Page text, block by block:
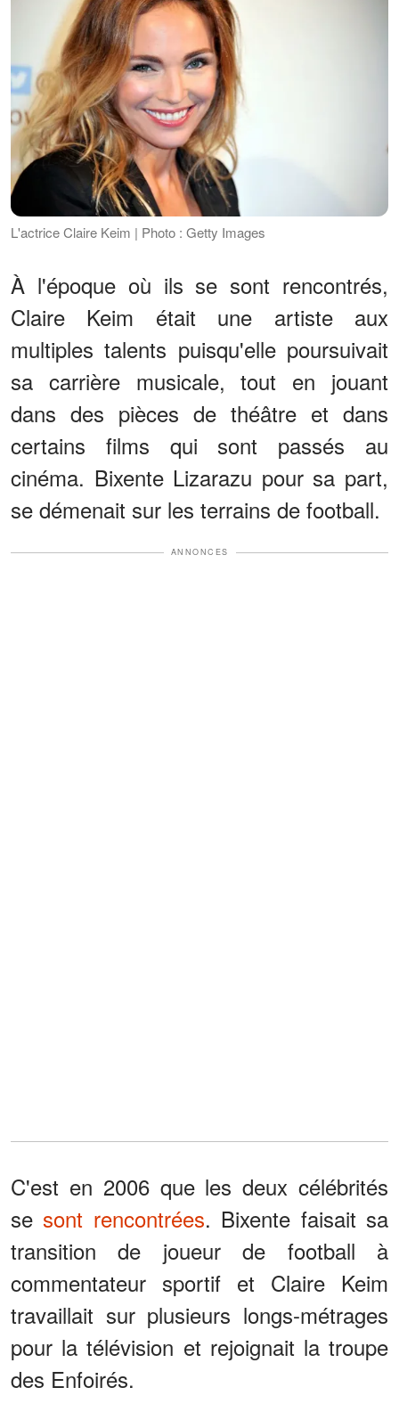
L'actrice Claire Keim | Photo : Getty Images
À l'époque où ils se sont rencontrés,
Claire Keim était une artiste aux
multiples talents puisqu'elle poursuivait
sa carrière musicale, tout en jouant
dans des pièces de théâtre et dans
certains films qui sont passés au
cinéma. Bixente Lizarazu pour sa part,
se démenait sur les terrains de football.
ANNONCES
C'est en 2006 que les deux célébrités
se sont rencontrées. Bixente faisait sa
transition de joueur de football à
commentateur sportif et Claire Keim
travaillait sur plusieurs longs-métrages
pour la télévision et rejoignait la troupe
des Enfoirés.